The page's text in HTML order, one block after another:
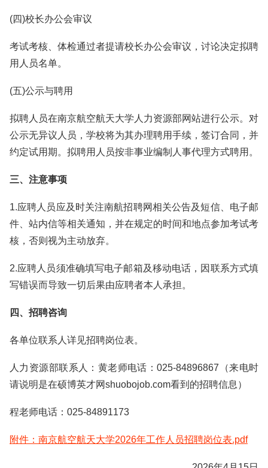
(四)校长办公会审议
考试考核、体检通过者提请校长办公会审议，讨论决定拟聘
用人员名单。
(五)公示与聘用
拟聘人员在南京航空航天大学人力资源部网站进行公示。对
公示无异议人员，学校将为其办理聘用手续，签订合同，并
约定试用期。拟聘用人员按非事业编制人事代理方式聘用。
三、注意事项
1.应聘人员应及时关注南航招聘网相关公告及短信、电子邮
件、站内信等相关通知，并在规定的时间和地点参加考试考
核，否则视为主动放弃。
2.应聘人员须准确填写电子邮箱及移动电话，因联系方式填
写错误而导致一切后果由应聘者本人承担。
四、招聘咨询
各单位联系人详见招聘岗位表。
人力资源部联系人：黄老师电话：025-84896867（来电时
请说明是在硕博英才网shuobojob.com看到的招聘信息）
程老师电话：025-84891173
附件：南京航空航天大学2026年工作人员招聘岗位表.pdf